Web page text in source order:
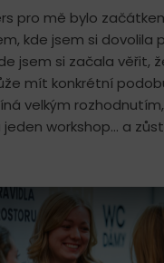
pro mě bylo
kde jsem si dovolila
jsem si začala věřit,
mít konkrétní
velkým
workshop… a